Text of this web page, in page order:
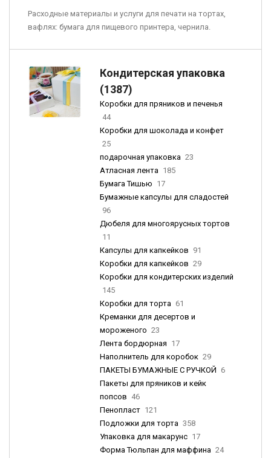
Расходные материалы и услуги для печати на тортах,
вафлях: бумага для пищевого принтера, чернила.
Кондитерская упаковка
(1387)
Коробки для пряников и печенья
44
Коробки для шоколада и конфет
25
подарочная упаковка 23
Атласная лента 185
Бумага Тишью 17
Бумажные капсулы для сладостей
96
Дюбеля для многоярусных тортов
11
Капсулы для капкейков 91
Коробки для капкейков 29
Коробки для кондитерских изделий
145
Коробки для торта 61
Креманки для десертов и
мороженого 23
Лента бордюрная 17
Наполнитель для коробок 29
ПАКЕТЫ БУМАЖНЫЕ С РУЧКОЙ 6
Пакеты для пряников и кейк
попсов 46
Пенопласт 121
Подложки для торта 358
Упаковка для макарунс 17
Форма Тюльпан для маффина 24